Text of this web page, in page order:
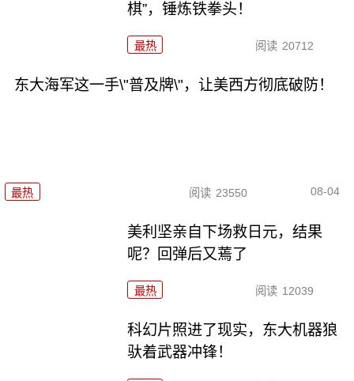
棋”，锤炼铁拳头！
最热 阅读 20712
东大海军这一手\"普及牌\"，让美西方彻底破防！
最热 阅读 23550 08-04
美利坚亲自下场救日元，结果
呢？回弹后又蔫了
最热 阅读 12039
科幻片照进了现实，东大机器狼
驮着武器冲锋！